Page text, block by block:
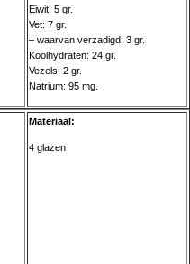
Eiwit: 5 gr.
Vet: 7 gr.
– waarvan verzadigd: 3 gr.
Koolhydraten: 24 gr.
Vezels: 2 gr.
Natrium: 95 mg.
Materiaal:
4 glazen